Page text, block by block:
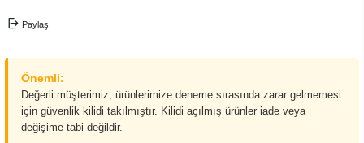
Paylaş
Önemli:
Değerli müşterimiz, ürünlerimize deneme sırasında zarar gelmemesi
için güvenlik kilidi takılmıştır. Kilidi açılmış ürünler iade veya
değişime tabi değildir.